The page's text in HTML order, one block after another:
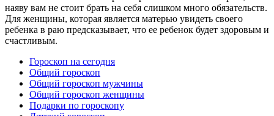
наяву вам не стоит брать на себя слишком много обязательств.
Для женщины, которая является матерью увидеть своего
ребенка в раю предсказывает, что ее ребенок будет здоровым и
счастливым.
Гороскоп на сегодня
Общий гороскоп
Общий гороскоп мужчины
Общий гороскоп женщины
Подарки по гороскопу